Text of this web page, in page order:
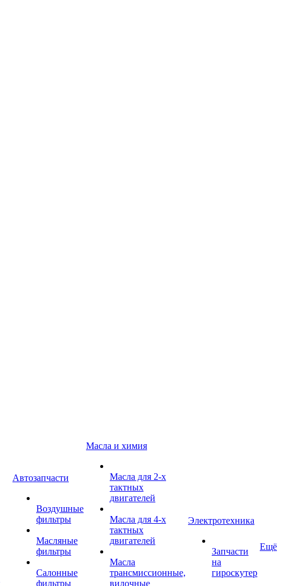
Автозапчасти
Воздушные
фильтры
Масляные
фильтры
Салонные
фильтры
Масла и химия
Масла для 2-х
тактных
двигателей
Масла для 4-х
тактных
двигателей
Масла
трансмиссионные,
вилочные
Электротехника
Запчасти
на
гироскутер
Ещё